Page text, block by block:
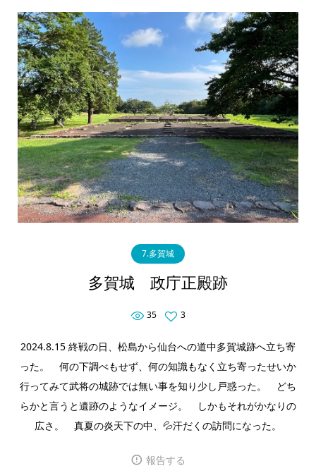
7.多賀城
多賀城 政庁正殿跡
35 3
2024.8.15 終戦の日、松島から仙台への道中多賀城跡へ立ち寄
った。 何の下調べもせず、何の知識もなく立ち寄ったせいか
行ってみて武将の城跡では無い事を知り少し戸惑った。 どち
らかと言うと遺跡のようなイメージ。 しかもそれがかなりの
広さ。 真夏の炎天下の中、💦汗だくの訪問になった。
報告する